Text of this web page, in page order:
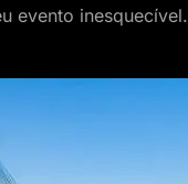
evento inesquecível.